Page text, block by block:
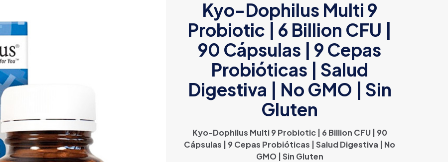
Kyo-Dophilus Multi 9
Probiotic | 6 Billion CFU |
90 Cápsulas | 9 Cepas
Probióticas | Salud
Digestiva | No GMO | Sin
Gluten
Kyo-Dophilus Multi 9 Probiotic | 6 Billion CFU | 90
Cápsulas | 9 Cepas Probióticas | Salud Digestiva | No
GMO | Sin Gluten